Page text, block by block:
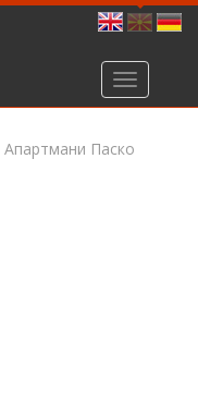
Toggle
navigation
Апартмани Паско